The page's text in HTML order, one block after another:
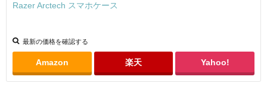
Razer Arctech スマホケース
最新の価格を確認する
Amazon 楽天 Yahoo!